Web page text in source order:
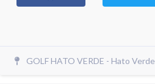
GOLF HATO VERDE - Hato Verde